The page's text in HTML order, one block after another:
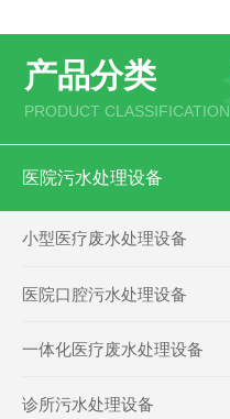
产品分类
PRODUCT CLASSIFICATION
医院污水处理设备
小型医疗废水处理设备
医院口腔污水处理设备
一体化医疗废水处理设备
诊所污水处理设备